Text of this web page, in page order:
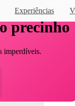
Experiências
precinho
imperdíveis.